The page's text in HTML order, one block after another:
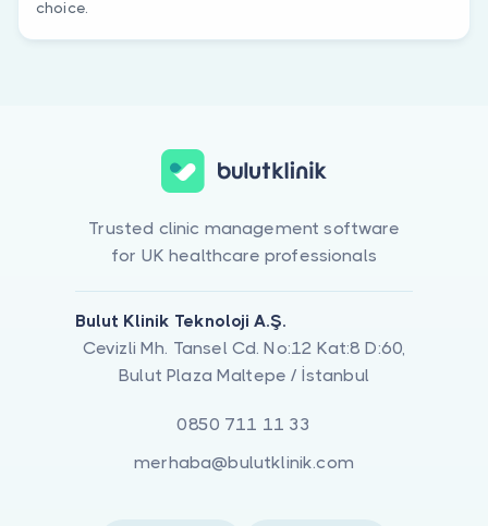
choice.
Trusted clinic management software
for UK healthcare professionals
Bulut Klinik Teknoloji A.Ş.
Cevizli Mh. Tansel Cd. No:12 Kat:8 D:60,
Bulut Plaza Maltepe / İstanbul
0850 711 11 33
merhaba@bulutklinik.com